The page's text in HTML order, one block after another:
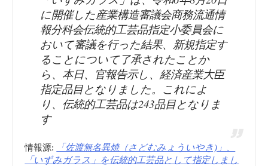
に開催した産業構造審議会商務流通情
報分科会伝統的工芸品指定小委員会に
おいて審議を行った結果、新規指定す
ることについて了承されたことか
ら、本日、官報告示し、経済産業大臣
指定品目となりました。これによ
り、伝統的工芸品は243品目となりま
す
情報源:
「佐渡無名異焼（さどむみょういやき)」、
「いずみガラス」を伝統的工芸品として指定しまし